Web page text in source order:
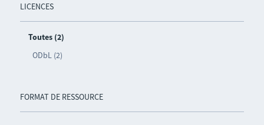
LICENCES
Toutes (2)
ODbL (2)
FORMAT DE RESSOURCE